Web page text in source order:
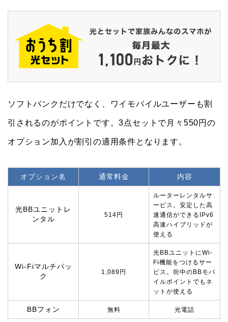
ソフトバンクだけでなく、ワイモバイルユーザーも割
引されるのがポイントです。3点セットで月々550円の
オプション加入が割引の適用条件となります。
オプション名 通常料金 内容
光BBユニットレ
ンタル
514円
ルーターレンタルサ
ービス。安定した高
速通信ができるIPv6
高速ハイブリッドが
使える
Wi-Fiマルチパッ
ク
1,089円
光BBユニットにWi-
Fi機能をつけるサー
ビス。街中のBBモバ
イルポイントでもネ
ットが使える
BBフォン 無料 光電話